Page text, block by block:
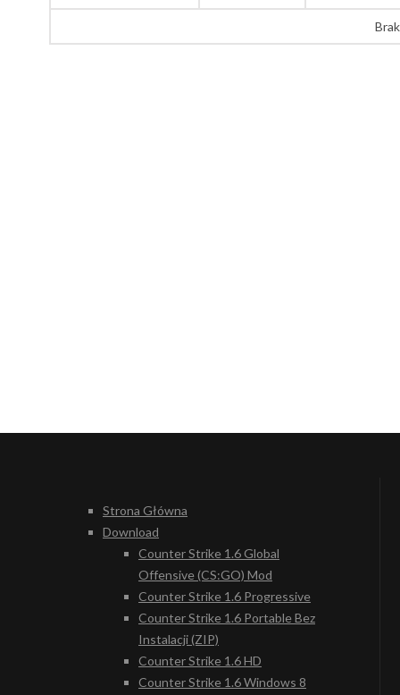
Strona Główna
Download
Counter Strike 1.6 Global
Offensive (CS:GO) Mod
Counter Strike 1.6 Progressive
Counter Strike 1.6 Portable Bez
Instalacji (ZIP)
Counter Strike 1.6 HD
Counter Strike 1.6 Windows 8